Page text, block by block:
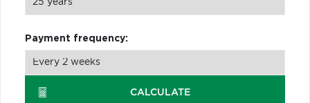
Payment frequency:
CALCULATE